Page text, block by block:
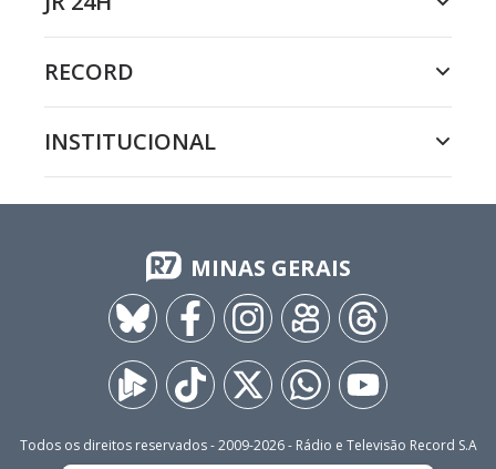
RECORD
INSTITUCIONAL
MINAS GERAIS
Todos os direitos reservados - 2009-2026- Rádio e Televisão Record S.A